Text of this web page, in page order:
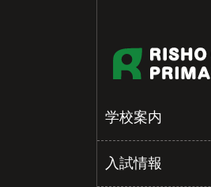
学校案内
入試情報